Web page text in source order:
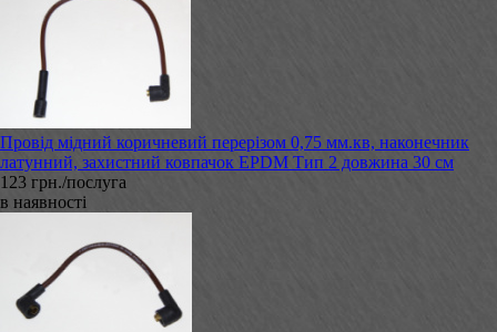
Провід мідний коричневий перерізом 0,75 мм.кв, наконечник
латунний, захистний ковпачок EPDM Тип 2 довжина 30 см
123 грн./послуга
в наявності